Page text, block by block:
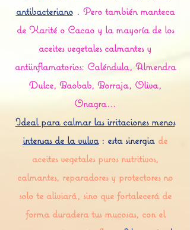
antibacteriano . Pero también manteca
de Karité o Cacao y la mayoría de los
aceites vegetales calmantes y
antiinflamatorios: Caléndula, Almendra
Dulce, Baobab, Borraja, Oliva,
Onagra...
Ideal para calmar las irritaciones menos
intensas de la vulva: esta sinergia de
aceites vegetales puros nutritivos,
calmantes, reparadores y protectores no
solo te aliviará, sino que fortalecerá de
forma duradera tus mucosas, con el